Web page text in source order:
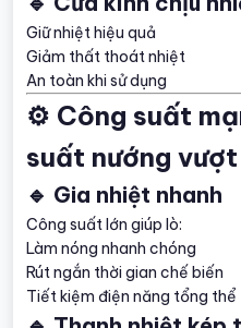
Giữ nhiệt hiệu quả
Giảm thất thoát nhiệt
An toàn khi sử dụng
⚙️ Công suất
suất nướng
🔹 Gia nhiệt nhanh
Công suất lớn giúp lò:
Làm nóng nhanh chóng
Rút ngắn thời gian chế biến
Tiết kiệm điện năng tổng thể